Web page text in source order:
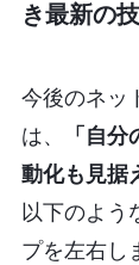
き最新の
今後のネッ
は、
「自
動化も見据
以下のよう
プを左右し